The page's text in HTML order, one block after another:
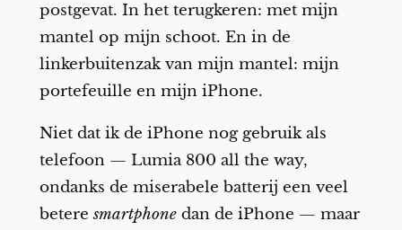
postgevat. In het terugkeren: met mijn
mantel op mijn schoot. En in de
linkerbuitenzak van mijn mantel: mijn
portefeuille en mijn iPhone.
Niet dat ik de iPhone nog gebruik als
telefoon — Lumia 800 all the way,
ondanks de miserabele batterij een veel
beteresmartphonedan de iPhone — maar